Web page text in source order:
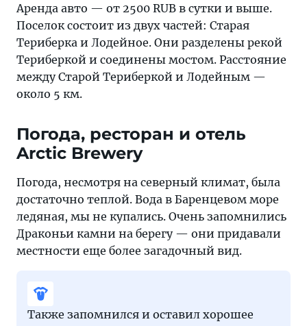
Аренда авто — от 2500 RUB в сутки и выше.
Поселок состоит из двух частей: Старая
Териберка и Лодейное. Они разделены рекой
Териберкой и соединены мостом. Расстояние
между Старой Териберкой и Лодейным —
около 5 км.
Погода, ресторан и отель
Arctic Brewery
Погода, несмотря на северный климат, была
достаточно теплой. Вода в Баренцевом море
ледяная, мы не купались. Очень запомнились
Драконьи камни на берегу — они придавали
местности еще более загадочный вид.
Также запомнился и оставил хорошее